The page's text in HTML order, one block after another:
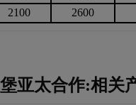
2100 2600
亚太合作:相关